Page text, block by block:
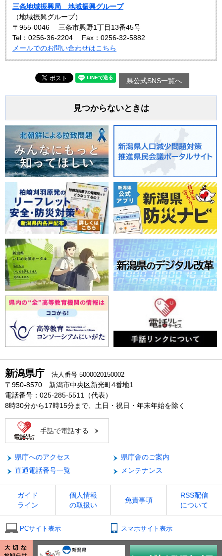
三条地域振興局 地域振興グループ
（地域振興グループ）
〒955-0046
三条市興野1丁目13番45号
Tel：0256-36-2204
Fax：0256-32-5882
メールでのお問い合わせはこちら
県公式SNS一覧へ
見つからないときは
新潟県庁 法人番号 5000020150002
〒950-8570 新潟市中央区新光町4番地1
電話番号：025-285-5511（代表）
8時30分から17時15分まで、土日・祝日・年末年始を除く
手話で電話する
県庁へのアクセス
県庁舎のご案内
直通電話番号一覧
メンテナンス
ガイド
ライン
個人情報
の取扱い
免責事項
RSS配信
について
PCサイト表示 スマホサイト表示